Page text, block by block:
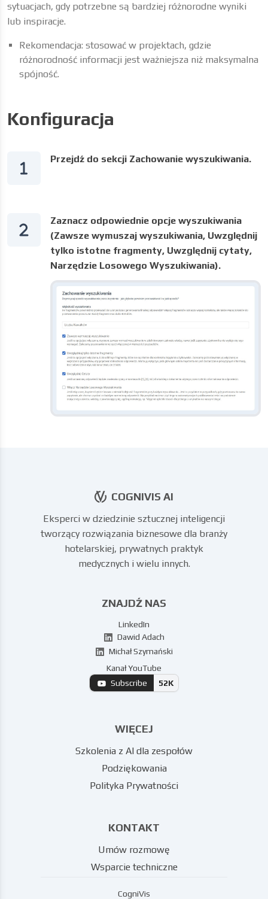
sytuacjach, gdy potrzebne są bardziej różnorodne wyniki
lub inspiracje.
Rekomendacja: stosować w projektach, gdzie
różnorodność informacji jest ważniejsza niż maksymalna
spójność.
Konfiguracja
Przejdź do sekcji Zachowanie wyszukiwania.
Zaznacz odpowiednie opcje wyszukiwania
(Zawsze wymuszaj wyszukiwania, Uwzględnij
tylko istotne fragmenty, Uwzględnij cytaty,
Narzędzie Losowego Wyszukiwania).
COGNIVIS AI
Eksperci w dziedzinie sztucznej inteligencji
tworzący rozwiązania biznesowe dla branży
hotelarskiej, prywatnych praktyk
medycznych i wielu innych.
ZNAJDŹ NAS
LinkedIn
Dawid Adach
Michał Szymański
Kanał YouTube
Subscribe
52K
WIĘCEJ
Szkolenia z AI dla zespołów
Podziękowania
Polityka Prywatności
KONTAKT
Umów rozmowę
Wsparcie techniczne
CogniVis